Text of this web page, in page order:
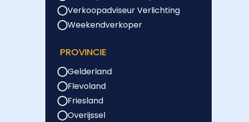
Verkoopadviseur Verlichting
Weekendverkoper
PROVINCIE
Gelderland
Flevoland
Friesland
Overijssel